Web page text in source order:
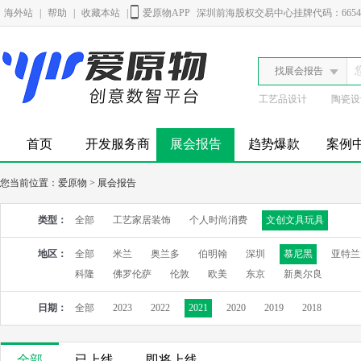
海外站 帮助 收藏本站 爱原物APP 深圳前海股权交易中心挂牌代码：
找展会报告
工艺品设计 陶瓷
首页 开发服务商 展会报告 趋势爆款 案例
您当前位置： 爱原物 > 展会报告
类型： 全部 工艺家居装饰 个人时尚消费 文创文具玩具
地区： 全部 米兰 奥兰多 伯明翰 深圳 慕尼黑
亚特
科隆
佛罗伦萨 伦敦 欧美 东京 新奥尔良
日期： 全部 2023 2022 2021 2020 2019 2018